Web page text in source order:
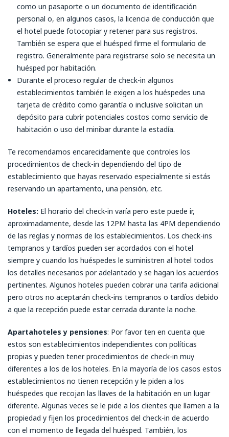
como un pasaporte o un documento de identificación
personal o, en algunos casos, la licencia de conducción que
el hotel puede fotocopiar y retener para sus registros.
También se espera que el huésped firme el formulario de
registro. Generalmente para registrarse solo se necesita un
huésped por habitación.
Durante el proceso regular de check-in algunos
establecimientos también le exigen a los huéspedes una
tarjeta de crédito como garantía o inclusive solicitan un
depósito para cubrir potenciales costos como servicio de
habitación o uso del minibar durante la estadía.
Te recomendamos encarecidamente que controles los
procedimientos de check-in dependiendo del tipo de
establecimiento que hayas reservado especialmente si estás
reservando un apartamento, una pensión, etc.
Hoteles: El horario del check-in varía pero este puede ir,
aproximadamente, desde las 12PM hasta las 4PM dependiendo
de las reglas y normas de los establecimientos. Los check-ins
tempranos y tardíos pueden ser acordados con el hotel
siempre y cuando los huéspedes le suministren al hotel todos
los detalles necesarios por adelantado y se hagan los acuerdos
pertinentes. Algunos hoteles pueden cobrar una tarifa adicional
pero otros no aceptarán check-ins tempranos o tardíos debido
a que la recepción puede estar cerrada durante la noche.
Apartahotelesy pensiones: Por favor ten en cuenta que
estos son establecimientos independientes con políticas
propias y pueden tener procedimientos de check-in muy
diferentes a los de los hoteles. En la mayoría de los casos estos
establecimientos no tienen recepción y le piden a los
huéspedes que recojan las llaves de la habitación en un lugar
diferente. Algunas veces se le pide a los clientes que llamen a la
propiedad y fijen los procedimientos del check-in de acuerdo
con el momento de llegada del huésped. También, los